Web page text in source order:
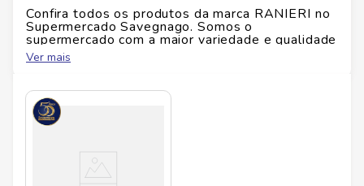
Ficha Técnica
Marca:Ranieri •
Confira todos os produtos da marca RANIERI no
Supermercado Savegnago. Somos o
supermercado com a maior variedade e qualidade
do Brasil!
de produtos RANIERI, confira abaixo:
Ver mais